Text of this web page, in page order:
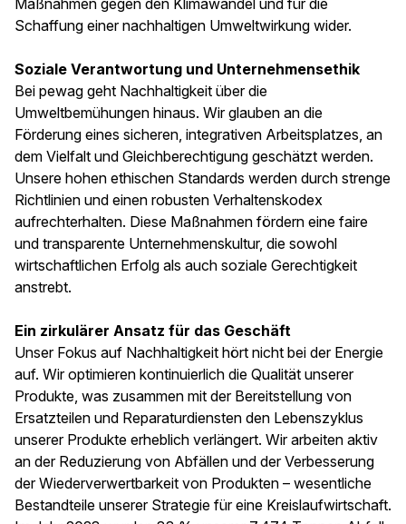
Schaffung einer nachhaltigen Umweltwirkung wider.
Soziale Verantwortung und Unternehmensethik
Bei pewag geht Nachhaltigkeit über die
Umweltbemühungen hinaus. Wir glauben an die
Förderung eines sicheren, integrativen Arbeitsplatzes, an
dem Vielfalt und Gleichberechtigung geschätzt werden.
Unsere hohen ethischen Standards werden durch strenge
Richtlinien und einen robusten Verhaltenskodex
aufrechterhalten. Diese Maßnahmen fördern eine faire
und transparente Unternehmenskultur, die sowohl
wirtschaftlichen Erfolg als auch soziale Gerechtigkeit
anstrebt.
Ein zirkulärer Ansatz für das Geschäft
Unser Fokus auf Nachhaltigkeit hört nicht bei der Energie
auf. Wir optimieren kontinuierlich die Qualität unserer
Produkte, was zusammen mit der Bereitstellung von
Ersatzteilen und Reparaturdiensten den Lebenszyklus
unserer Produkte erheblich verlängert. Wir arbeiten aktiv
an der Reduzierung von Abfällen und der Verbesserung
der Wiederverwertbarkeit von Produkten – wesentliche
Bestandteile unserer Strategie für eine Kreislaufwirtschaft.